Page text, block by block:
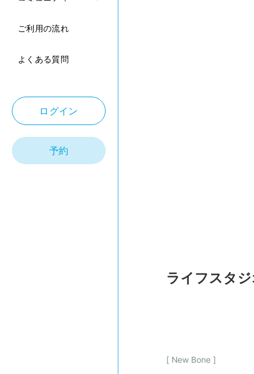
ご利用の流れ
よくある質問
ログイン
予約
ライフスタ
[ New Bone ]